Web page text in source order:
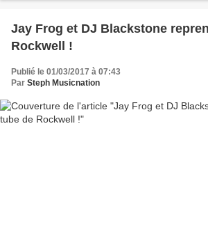
Jay Frog et DJ Blackstone
Rockwell !
Publié le 01/03/2017 à 07:43
Par Steph Musicnation